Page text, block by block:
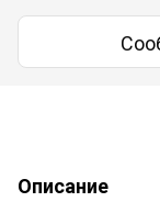
Описание